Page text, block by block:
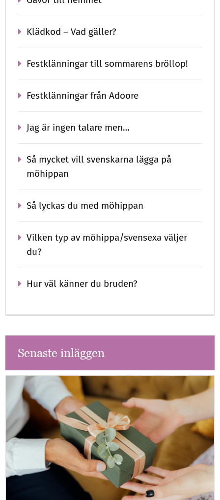
Klädkod – Vad gäller?
Festklänningar till sommarens bröllop!
Festklänningar från Adoore
Jag är ingen talare men…
Så mycket vill svenskarna lägga på
möhippan
Så lyckas du med möhippan
Vilken typ av möhippa/svensexa väljer
du?
Hur väl känner du bruden?
Senaste inläggen